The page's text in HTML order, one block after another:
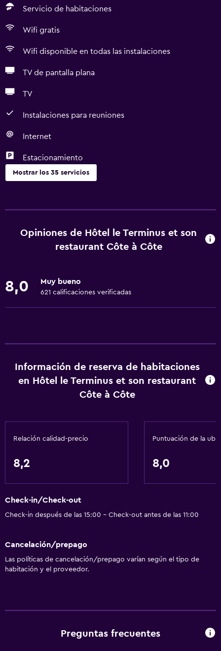
Servicio de habitaciones
Wifi gratis
Wifi disponible en todas las instalaciones
TV de pantalla plana
TV
Instalaciones para reuniones
Internet
Estacionamiento
Mostrar los 35 servicios
Wifi gratis
Wifi disponible en todas las instalaciones
Calefacción
Servicio de habitaciones
Check-in/check-out privado
Habitaciones para no fumadores disponibles
extra)
Ascensor
Áreas designadas para fumadores
Tina de baño
Aseo
Opiniones de Hôtel le Terminus et son
restaurant Côte à Côte
8,0 Muy bueno
621 calificaciones verificadas
Información de reserva de habitaciones
en Hôtel le Terminus et son restaurant
Côte à Côte
Relación calidad-precio
8,2
Puntuación de la
8,0
Check-in/Check-out
Check-in después de las 15:00 - Check-out antes de las 11:00
Cancelación/prepago
Las políticas de cancelación/prepago varían según el tipo de
habitación y el proveedor.
Preguntas frecuentes